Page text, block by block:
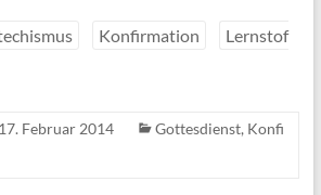
Konfirmation
Lernstof
17. Februar 2014 Gottesdienst, Konfi